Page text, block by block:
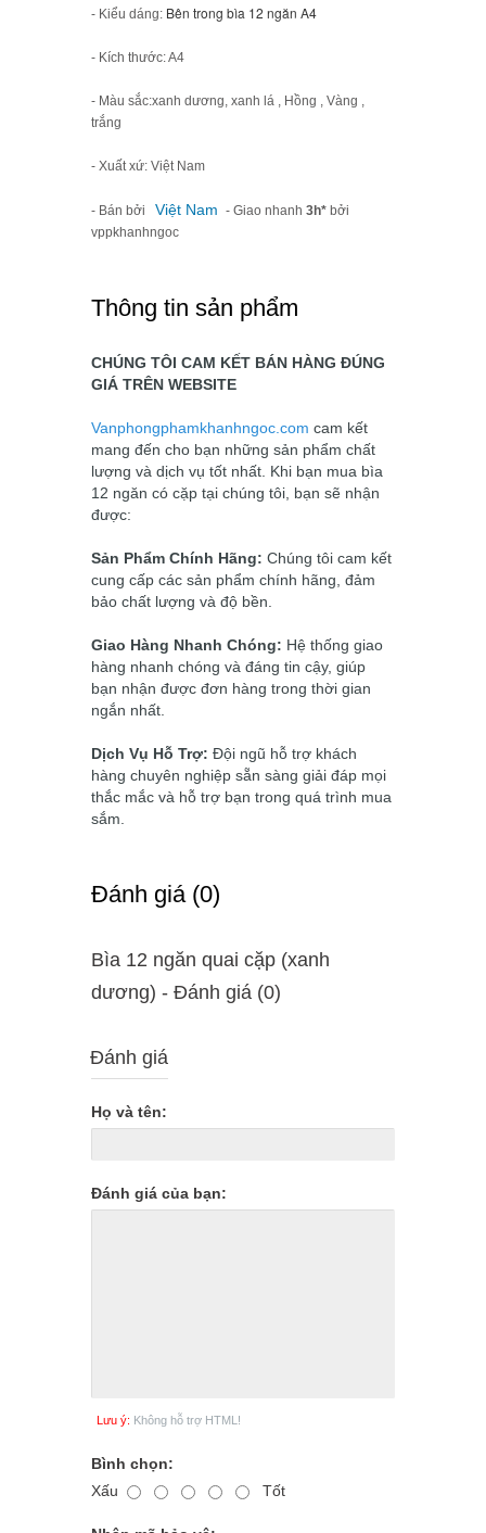
- Kiểu dáng: Bên trong bìa 12 ngăn A4
- Kích thước: A4
- Màu sắc:xanh dương, xanh lá , Hồng , Vàng ,
trắng
- Xuất xứ: Việt Nam
- Bán bởi Việt Nam - Giao nhanh 3h* bởi
vppkhanhngoc
Thông tin sản phẩm
CHÚNG TÔI CAM KẾT BÁN HÀNG ĐÚNG
GIÁ TRÊN WEBSITE
Vanphongphamkhanhngoc.com cam kết
mang đến cho bạn những sản phẩm chất
lượng và dịch vụ tốt nhất. Khi bạn mua bìa
12 ngăn có cặp tại chúng tôi, bạn sẽ nhận
được:
Sản Phẩm Chính Hãng: Chúng tôi cam kết
cung cấp các sản phẩm chính hãng, đảm
bảo chất lượng và độ bền.
Giao Hàng Nhanh Chóng: Hệ thống giao
hàng nhanh chóng và đáng tin cậy, giúp
bạn nhận được đơn hàng trong thời gian
ngắn nhất.
Dịch Vụ Hỗ Trợ: Đội ngũ hỗ trợ khách
hàng chuyên nghiệp sẵn sàng giải đáp mọi
thắc mắc và hỗ trợ bạn trong quá trình mua
sắm.
Ðánh giá (0)
Bìa 12 ngăn quai cặp (xanh
dương) - Ðánh giá (0)
Đánh giá
Họ và tên:
Đánh giá của bạn:
Lưu ý: Không hỗ trợ HTML!
Bình chọn:
Xấu
Tốt